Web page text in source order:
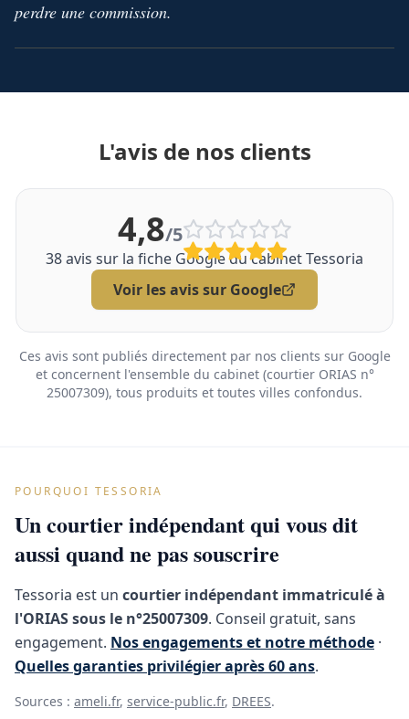
perdre une commission.
L'avis de nos clients
4,8/5
38avis sur la fiche Google du cabinet Tessoria
Voir les avis sur Google
Ces avis sont publiés directement par nos clients sur Google
et concernent l'ensemble du cabinet (courtier ORIAS n°
25007309), tous produits et toutes villes confondus.
POURQUOI TESSORIA
Un courtier indépendant qui vous dit
aussi quand ne pas souscrire
Tessoria est un courtier indépendant immatriculé à
l'ORIAS sous le n°25007309. Conseil gratuit, sans
engagement. Nos engagements et notre méthode ·
Quelles garanties privilégier après 60 ans.
Sources : ameli.fr, service-public.fr, DREES.